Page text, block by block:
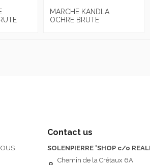
MARCHE KANDLA
OCHRE BRUTE
Contact us
SOLENPIERRE 'SHOP c/o
Chemin de la Crétaux 6A